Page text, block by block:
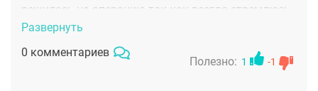
решилась на операцию так как всегда стремлюсь
выглядеть идеально, а после 40 без
вмешательства докторов это практически
невозможно. После проведенной маммопластики
Развернуть
0 комментариев
Полезно: 1 -1